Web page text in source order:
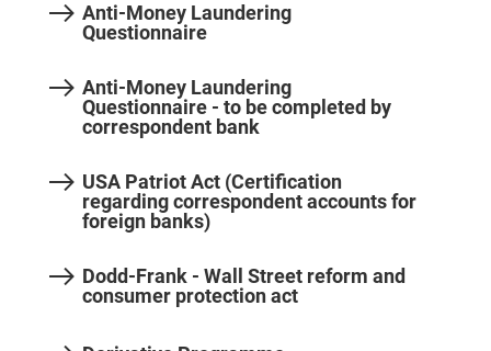
Anti-Money Laundering
Questionnaire
Anti-Money Laundering
Questionnaire - to be completed by
correspondent bank
USA Patriot Act (Certification
regarding correspondent accounts for
foreign banks)
Dodd-Frank - Wall Street reform and
consumer protection act